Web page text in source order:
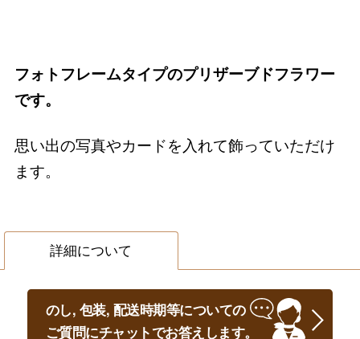
フォトフレームタイプのプリザーブドフラワー
です。
思い出の写真やカードを入れて飾っていただけ
ます。
詳細について
のし, 包装, 配送時期等についての
ご質問にチャットでお答えします。